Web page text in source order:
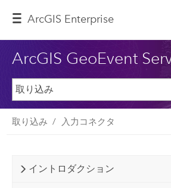
ArcGIS Enterprise
ArcGIS GeoEvent
取り込み 入力コネクタ
イントロダクション